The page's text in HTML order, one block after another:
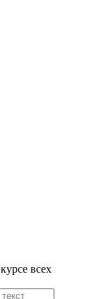
всех